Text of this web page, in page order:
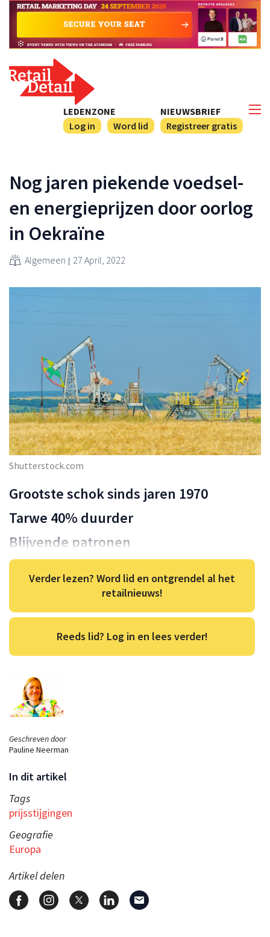
NIEUWSBRIEF
Registreer gratis
LEDENZONE
Log in
Word lid
Geschreven door
Pauline Neerman
In dit artikel
Tags
prijsstijgingen
Geografie
Europa
Artikel delen
Nog jaren piekende voedsel-
en energieprijzen door oorlog
in Oekraïne
Algemeen 27 April, 2022
Shutterstock.com
Grootste schok sinds jaren 1970
Tarwe 40% duurder
Blijvende patronen
Verder lezen? Word lid en ontgrendel al het
retailnieuws!
Reeds lid? Log in en lees verder!